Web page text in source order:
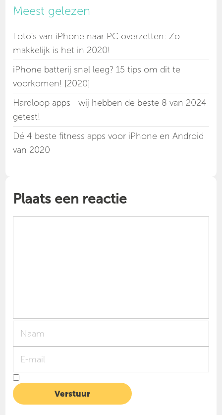
Meest gelezen
Foto's van iPhone naar PC overzetten: Zo
makkelijk is het in 2020!
iPhone batterij snel leeg? 15 tips om dit te
voorkomen! [2020]
Hardloop apps - wij hebben de beste 8 van 2024
getest!
Dé 4 beste fitness apps voor iPhone en Android
van 2020
Plaats een reactie